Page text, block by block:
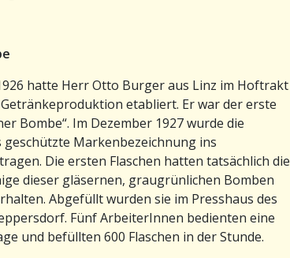
hatte Herr Otto Burger aus Linz im Hoftrakt
etabliert. Er war der erste
Bombe“. Im Dezember 1927 wurde die
geschützte Markenbezeichnung ins
Die ersten Flaschen hatten tatsächlich die
dieser gläsernen, graugrünlichen Bomben
Abgefüllt wurden sie im Presshaus des
Fünf ArbeiterInnen bedienten eine
und befüllten 600 Flaschen in der Stunde.